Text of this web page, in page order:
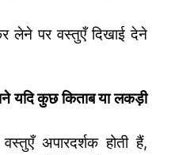
लेने पर वस्तुएँ दिखाई देने
यदि कुछ किताब या लकड़ी
अपारदर्शक होती हैं,